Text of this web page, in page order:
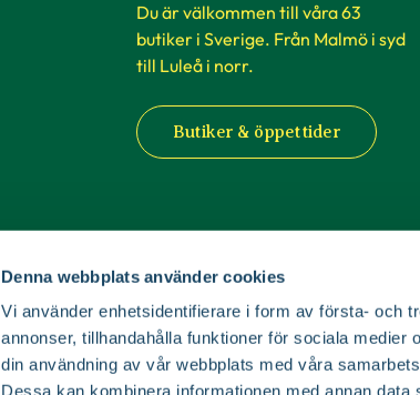
Denna webbplats använder cookies
Vi använder enhetsidentifierare i form av första- och
annonser, tillhandahålla funktioner för sociala
din användning av vår webbplats med våra
Dessa kan kombinera informationen med annan
Du är välkommen till våra 63
butiker i Sverige. Från Malmö i syd
till Luleå i norr.
Butiker & öppettider